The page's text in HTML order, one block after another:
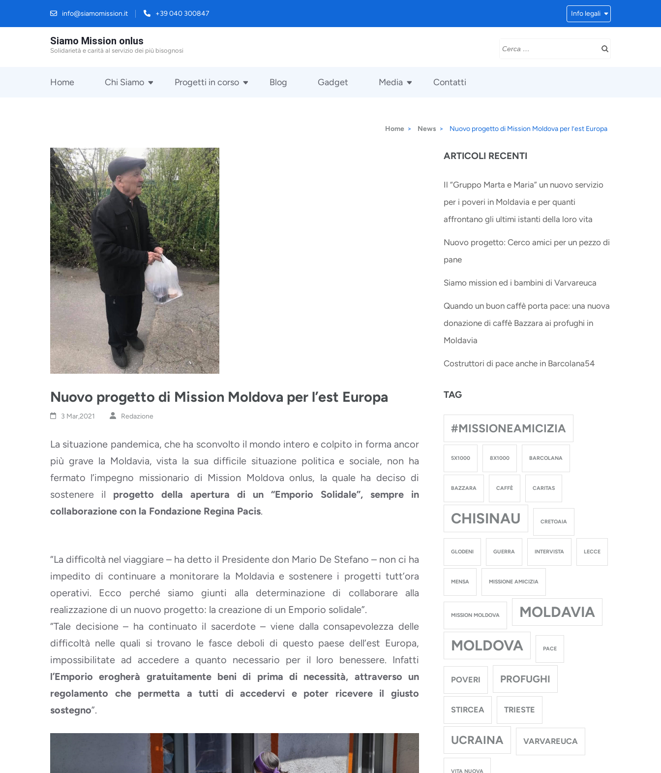
info@siamomission.it +39 040 300847 Info legali
Siamo Mission onlus
Solidarietà e carità al servizio dei più bisognosi
Home Chi Siamo Progetti in corso Blog Gadget Media Contatti
Home > News > Nuovo progetto di Mission Moldova per l’est Europa
Nuovo progetto di Mission Moldova per l’est Europa
3 Mar,2021 Redazione
La situazione pandemica, che ha sconvolto il mondo intero e colpito in forma ancor
più grave la Moldavia, vista la sua difficile situazione politica e sociale, non ha
fermato l’impegno missionario di Mission Moldova onlus, la quale ha deciso di
sostenere il progetto della apertura di un “Emporio Solidale”, sempre in
collaborazione con la Fondazione Regina Pacis.
“La difficoltà nel viaggiare – ha detto il Presidente don Mario De Stefano – non ci ha
impedito di continuare a monitorare la Moldavia e sostenere i progetti tutt’ora
operativi. Ecco perché siamo giunti alla determinazione di collaborare alla
realizzazione di un nuovo progetto: la creazione di un Emporio solidale”.
“Tale decisione – ha continuato il sacerdote – viene dalla consapevolezza delle
difficoltà nelle quali si trovano le fasce deboli di questo paese dell’est Europa,
impossibilitate ad accedere a quanto necessario per il loro benessere. Infatti
l’Emporio erogherà gratuitamente beni di prima di necessità, attraverso un
regolamento che permetta a tutti di accedervi e poter ricevere il giusto
sostegno”.
ARTICOLI RECENTI
Il “Gruppo Marta e Maria” un nuovo servizio
per i poveri in Moldavia e per quanti
affrontano gli ultimi istanti della loro vita
Nuovo progetto: Cerco amici per un pezzo di
pane
Siamo mission ed i bambini di Varvareuca
Quando un buon caffè porta pace: una nuova
donazione di caffè Bazzara ai profughi in
Moldavia
Costruttori di pace anche in Barcolana54
TAG
#MISSIONEAMICIZIA
5X1000 8X1000 BARCOLANA
BAZZARA CAFFÈ CARITAS
CHISINAU CRETOAIA
GLODENI GUERRA INTERVISTA LECCE
MENSA MISSIONE AMICIZIA
MISSION MOLDOVA
MOLDAVIA
MOLDOVA
PACE
POVERI PROFUGHI
STIRCEA TRIESTE
UCRAINA VARVAREUCA
VITA NUOVA